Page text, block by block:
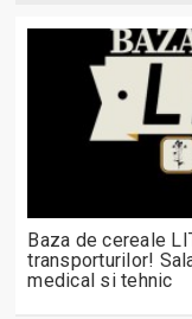
Baza de cereale
transporturilor!
medical si tehnic